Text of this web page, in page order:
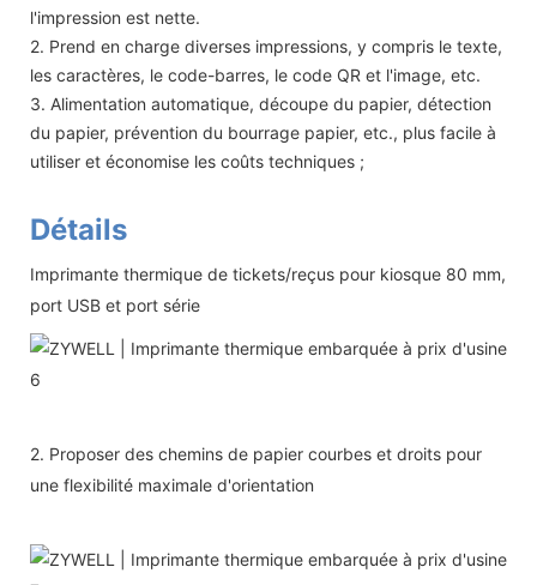
l'impression est nette.
2. Prend en charge diverses impressions, y compris le texte,
les caractères, le code-barres, le code QR et l'image, etc.
3. Alimentation automatique, découpe du papier, détection
du papier, prévention du bourrage papier, etc., plus facile à
utiliser et économise les coûts techniques ;
Détails
Imprimante thermique de tickets/reçus pour kiosque 80 mm,
port USB et port série
2. Proposer des chemins de papier courbes et droits pour
une flexibilité maximale d'orientation